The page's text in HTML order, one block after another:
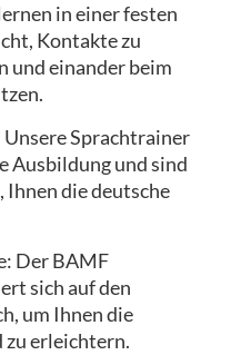
in einer festen
Kontakte zu
und einander beim
Sprachtrainer
Ausbildung und sind
die deutsche
Der BAMF
sich auf den
um Ihnen die
erleichtern.